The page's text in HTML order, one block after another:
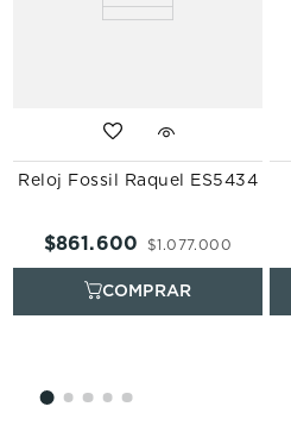
Reloj Fossil Raquel ES5434
$1 .077.000
$861.600